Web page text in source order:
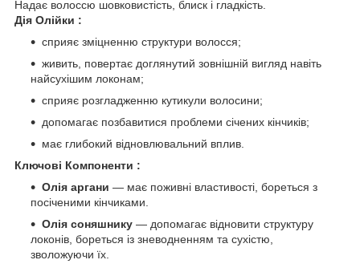
Надає волоссю шовковистість, блиск і гладкість.
Дія Олійки :
сприяє зміцненню структури волосся;
живить, повертає доглянутий зовнішній вигляд навіть
найсухішим локонам;
сприяє розгладженню кутикули волосини;
допомагає позбавитися проблеми січених кінчиків;
має глибокий відновлювальний вплив.
Ключові Компоненти :
Олія аргани — має поживні властивості, бореться з
посіченими кінчиками.
Олія соняшнику — допомагає відновити структуру
локонів, бореться із зневодненням та сухістю,
зволожуючи їх.